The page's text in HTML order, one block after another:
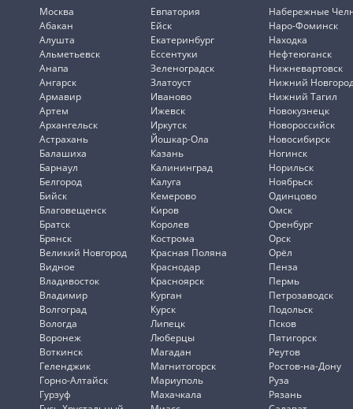
Москва
Абакан
Алушта
Альметьевск
Анапа
Ангарск
Армавир
Артем
Архангельск
Астрахань
Балашиха
Барнаул
Белгород
Бийск
Благовещенск
Братск
Брянск
Великий Новгород
Видное
Владивосток
Владимир
Волгоград
Вологда
Воронеж
Воткинск
Геленджик
Горно-Алтайск
Гурзуф
Евпатория
Ейск
Екатеринбург
Ессентуки
Зеленоградск
Златоуст
Иваново
Ижевск
Иркутск
Йошкар-Ола
Казань
Калининград
Калуга
Кемерово
Киров
Королев
Кострома
Красная Поляна
Краснодар
Красноярск
Курган
Курск
Липецк
Люберцы
Магадан
Магнитогорск
Мариуполь
Махачкала
Набережные
Наро-Фоминск
Находка
Нефтеюганск
Нижневартовск
Нижний
Нижний Тагил
Новокузнецк
Новороссийск
Новосибирск
Ногинск
Норильск
Ноябрьск
Одинцово
Омск
Оренбург
Орск
Орёл
Пенза
Пермь
Петрозаводск
Подольск
Псков
Пятигорск
Реутов
Ростов-на-Дону
Руза
Рязань